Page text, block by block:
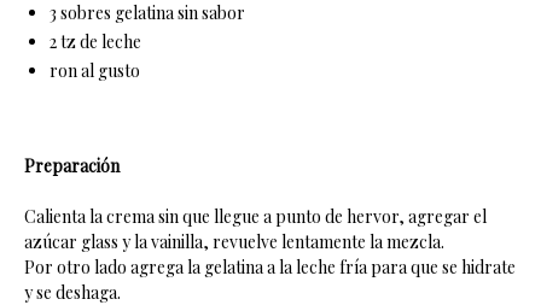
3 sobres gelatina sin sabor
2 tz de leche
ron al gusto
Preparación
Calienta la crema sin que llegue a punto de hervor, agregar el
azúcar glass y la vainilla, revuelve lentamente la mezcla.
Por otro lado agrega la gelatina a la leche fría para que se hidrate
y se deshaga.